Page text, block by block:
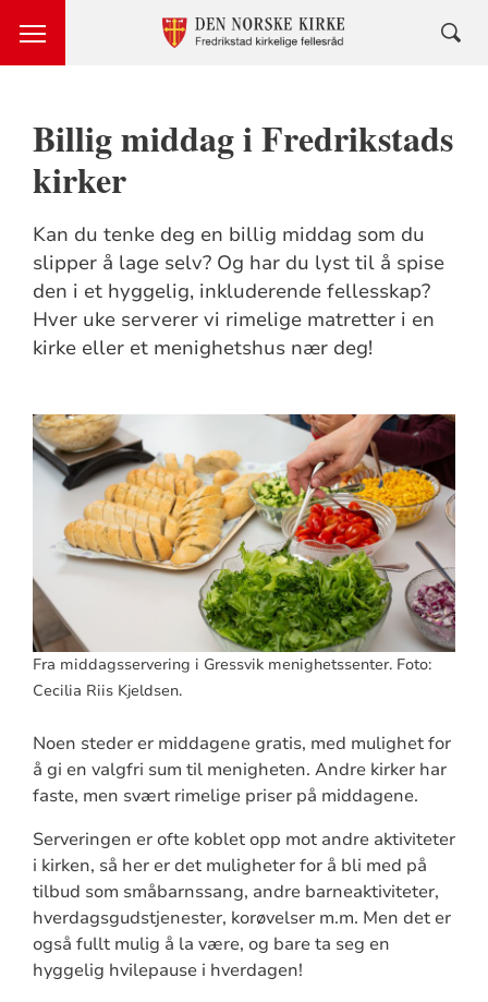
Billig middag i Fredrikstads
kirker
Kan du tenke deg en billig middag som du
slipper å lage selv? Og har du lyst til å spise
den i et hyggelig, inkluderende fellesskap?
Hver uke serverer vi rimelige matretter i en
kirke eller et menighetshus nær deg!
Fra middagsservering i Gressvik menighetssenter. Foto:
Cecilia Riis Kjeldsen.
Noen steder er middagene gratis, med mulighet for
å gi en valgfri sum til menigheten. Andre kirker har
faste, men svært rimelige priser på middagene.
Serveringen er ofte koblet opp mot andre aktiviteter
i kirken, så her er det muligheter for å bli med på
tilbud som småbarnssang, andre barneaktiviteter,
hverdagsgudstjenester, korøvelser m.m. Men det er
også fullt mulig å la være, og bare ta seg en
hyggelig hvilepause i hverdagen!